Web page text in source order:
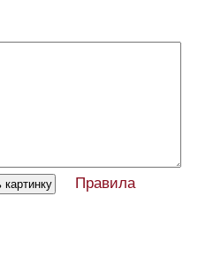
Правила